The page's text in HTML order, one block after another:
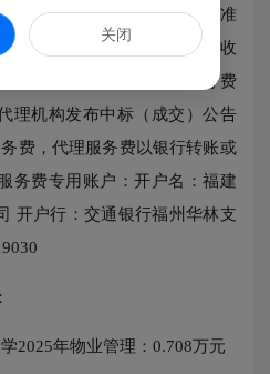
取代理服务费，收费费率标准
）金额100万元（含）以下的收
务费的交纳方式：代理服务费
理机构发布中标（成交）公告
费，代理服务费以银行转账或
务费专用账户：开户名：福建
开户行：交通银行福州华林支
2025年物业管理：0.708万元
关闭